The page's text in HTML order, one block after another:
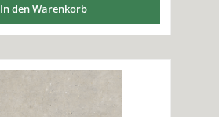
In den Warenkorb